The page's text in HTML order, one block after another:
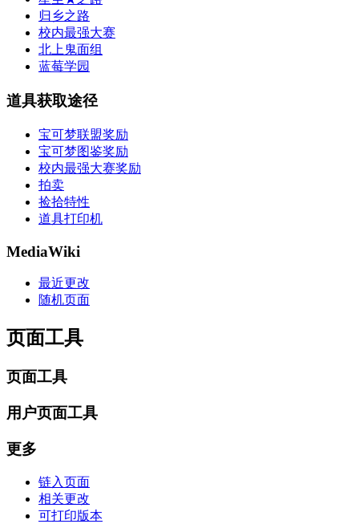
归乡之路
校内最强大赛
北上鬼面组
蓝莓学园
道具获取途径
宝可梦联盟奖励
宝可梦图鉴奖励
校内最强大赛奖励
拍卖
捡拾特性
道具打印机
MediaWiki
最近更改
随机页面
页面工具
页面工具
用户页面工具
更多
链入页面
相关更改
可打印版本